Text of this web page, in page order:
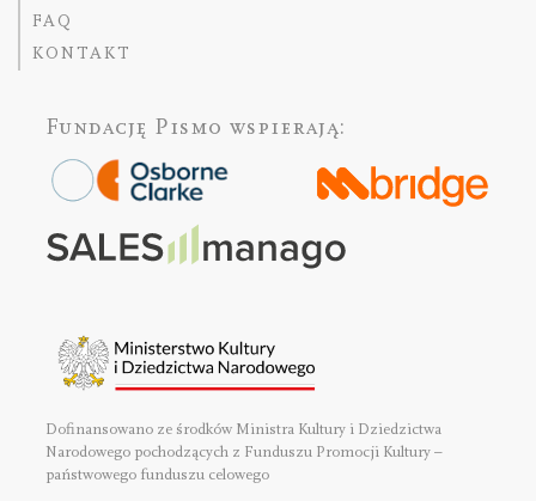
FAQ
KONTAKT
Fundację Pismo wspierają:
Dofinansowano ze środków Ministra Kultury i Dziedzictwa
Narodowego pochodzących z Funduszu Promocji Kultury –
państwowego funduszu celowego